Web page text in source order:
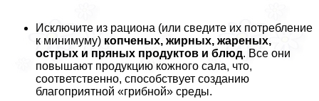
Исключите из рациона (или сведите их потрeбление
к минимуму) копченых, жирных, жареных,
острых и пряных продуктов и блюд. Все они
повышают продукцию кожного сала, что,
соответственно, способствует созданию
благоприятной «грибной» среды.